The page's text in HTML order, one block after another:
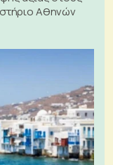
Αθηνών